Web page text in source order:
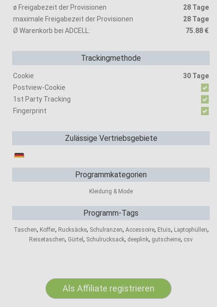
ø Freigabezeit der Provisionen
28 Tage
maximale Freigabezeit der Provisionen
28 Tage
Ø Warenkorb bei ADCELL:
75.88 €
Trackingmethode
Cookie
30 Tage
Postview-Cookie
1st Party Tracking
Fingerprint
Zulässige Vertriebsgebiete
Programmkategorien
Kleidung & Mode
Programm-Tags
Taschen, Koffer, Rucksäcke, Schulranzen, Accessoire, Etuis, Laptophüllen,
Reisetaschen, Gürtel , Schulrucksack, deeplink, gutscheine, csv
Als Affiliate registrieren